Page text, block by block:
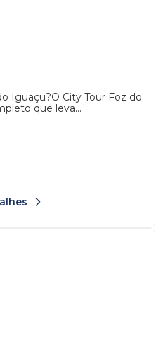
Iguaçu?O City Tour Foz do
que leva...